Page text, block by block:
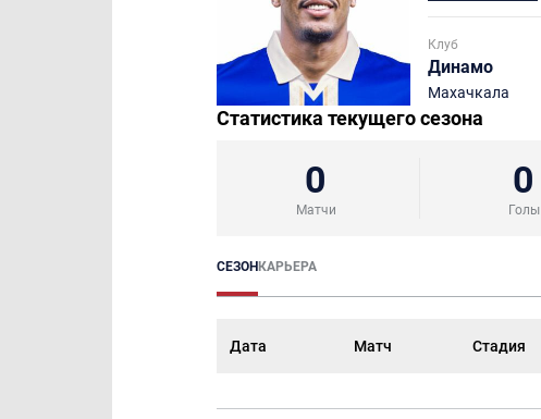
Клуб
Динамо
Махачкала
Статистика текущего сезона
0
Матчи
0
Голы
СЕЗОНКАРЬЕРА
Дата Матч Стадия